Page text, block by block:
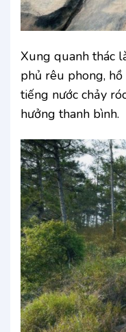
Xung quanh thác
phủ rêu phong,
tiếng nước chảy
hưởng thanh bình.